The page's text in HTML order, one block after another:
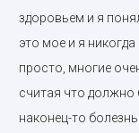
здоровьем и я
это мое и я никогда
просто, многие
считая что должно
наконец-то